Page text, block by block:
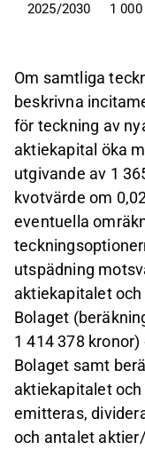
2025/2030
1
Om samtliga
beskrivna
för teckning av
aktiekapital öka
utgivande av 1
kvotvärde om
eventuella
utspädning
aktiekapitalet
Bolaget
1 414 378
Bolaget samt
aktiekapitalet
emitteras,
och antalet